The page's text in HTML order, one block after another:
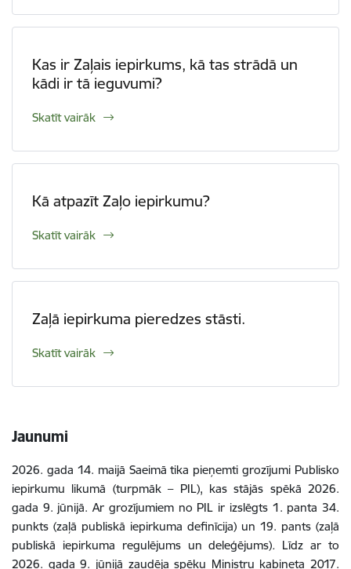
Kas ir Zaļais iepirkums, kā tas strādā un
kādi ir tā ieguvumi?
Skatīt vairāk
Kā atpazīt Zaļo iepirkumu?
Skatīt vairāk
Zaļā iepirkuma pieredzes stāsti.
Skatīt vairāk
Jaunumi
2026. gada 14. maijā Saeimā tika pieņemti grozījumi Publisko
iepirkumu likumā (turpmāk – PIL), kas stājās spēkā 2026.
gada 9. jūnijā. Ar grozījumiem no PIL ir izslēgts 1. panta 34.
punkts (zaļā publiskā iepirkuma definīcija) un 19. pants (zaļā
publiskā iepirkuma regulējums un deleģējums). Līdz ar to
2026. gada 9. jūnijā zaudēja spēku Ministru kabineta 2017.